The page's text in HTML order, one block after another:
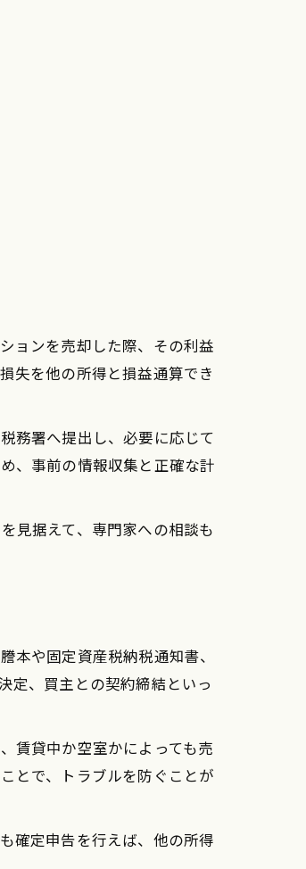
ョンを売却した際、その利益
失を他の所得と損益通算でき
務署へ提出し、必要に応じて
、事前の情報収集と正確な計
見据えて、専門家への相談も
や固定資産税納税通知書、
定、買主との契約締結といっ
賃貸中か空室かによっても売
とで、トラブルを防ぐことが
確定申告を行えば、他の所得